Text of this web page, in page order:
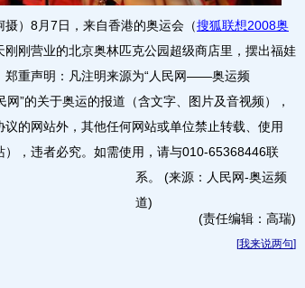
）8月7日，来自香港的奥运会（搜狐联想2008奥
刚刚营业的北京奥林匹克公园超级商店里，摆出福娃
郑重声明：凡注明来源为“人民网――奥运频
”的关于奥运的报道（含文字、图片及音视频），
的网站外，其他任何网站或单位禁止转载、使用
），违者必究。如需使用，请与010-65368446联
系。
(来源：人民网-奥运频
道)
(责任编辑：高瑞)
[我来说两句]